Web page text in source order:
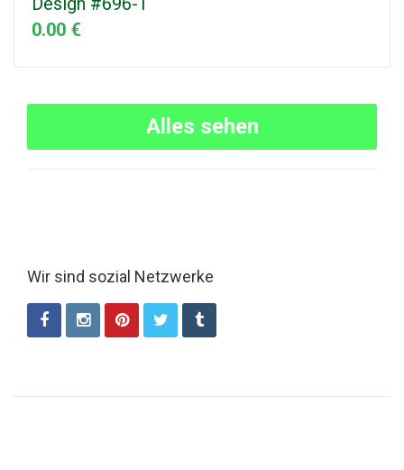
0.00 €
Alles sehen
Wir sind sozial Netzwerke